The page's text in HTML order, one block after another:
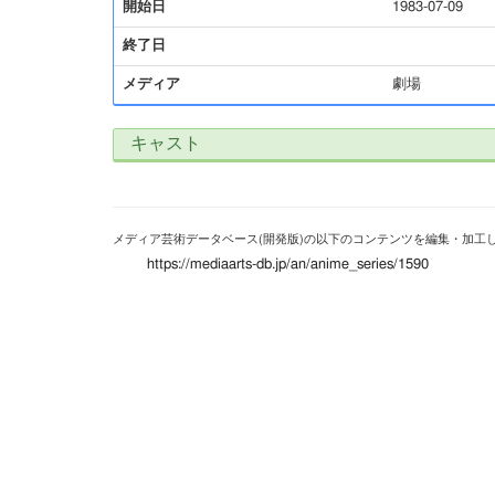
開始日 1983-07-09
終了日
メディア 劇場
キャスト
メディア芸術データベース(開発版)の以下のコンテンツを編集・加工
https://mediaarts-db.jp/an/anime_series/1590